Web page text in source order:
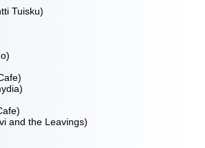
Tuisku)
and the Leavings)